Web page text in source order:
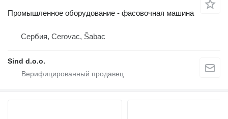
Промышленное оборудование - фасовочная машина
Сербия, Cerovac, Šabac
Sind d.o.o.